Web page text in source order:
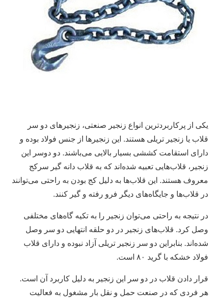
یکی از پرکاربردترین انواع زنجیر صنعتی، زنجیر‌های دو سر
قلاب یا زنجیر تریلی هستند. این زنجیر‌ها از جنس فولاد بوده و
دارای استقامت کششی بسیار بالایی می‌باشند. دو دوسر این
زنجیر، قلاب‌هایی تعبیه شده‌اند که به قلاب دانه گیر سرکج
معروف هستند. این قلاب‌ها به دلیل کج بودن به راحتی می‌توانند
در قلاب‌ها و جایگاه‌های دیگر فرو رفته و گیر کنند.
در نتیجه به راحتی می‌توان زنجیر را به تکیه گاه‌های مختلفی
وصل کرد. قلاب‌های زنجیر در دو حلقه انتهایی دو سر وصل
شده‌اند. بنابراین دو سر زنجیر تریلی آزاد نبوده و دارای قلاب
فولاد خشکه با گرید ۸۰ است.
قرار دادن قلاب در دو سر این زنجیر به دلیل کاربرد آن است.
هر فردی که در صنعت حمل و نقل بار مشغول به فعالیت